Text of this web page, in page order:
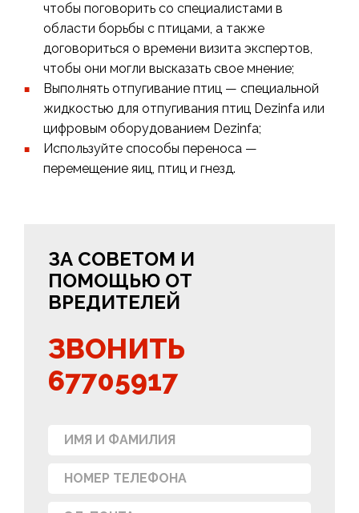
чтобы поговорить со специалистами в
области борьбы с птицами, а также
договориться о времени визита экспертов,
чтобы они могли высказать свое мнение;
Выполнять отпугивание птиц — специальной
жидкостью для отпугивания птиц Dezinfa или
цифровым оборудованием Dezinfa;
Используйте способы переноса —
перемещение яиц, птиц и гнезд.
ЗА СОВЕТОМ И
ПОМОЩЬЮ ОТ
ВРЕДИТЕЛЕЙ
ЗВОНИТЬ
67705917